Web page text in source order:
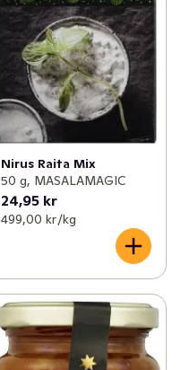
Nirus Raita Mix
50 g, MASALAMAGIC
24,95 kr
499,00 kr /kg